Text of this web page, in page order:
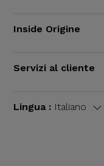
Inside Origine
Servizi al cliente
Lingua : Italiano